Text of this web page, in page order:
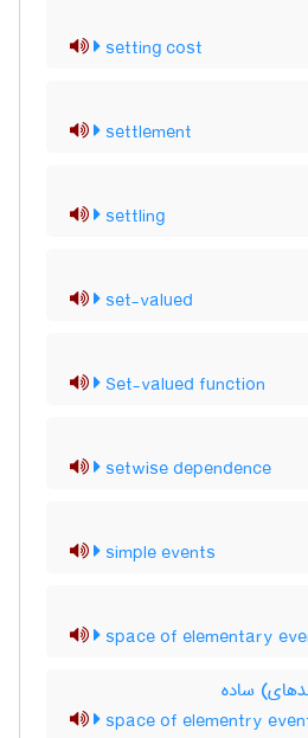
setting cost
settlement
settling
set-valued
Set-valued function
setwise dependence
simple events
space of elementary
ساده
space of elementry